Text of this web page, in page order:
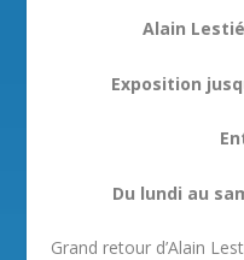
Alain
Exposition
Du lundi au
Grand retour d’Alain